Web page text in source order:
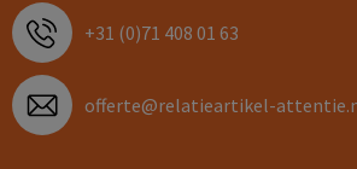
+31 (0)71 408 01 63
offerte@relatieartikel-